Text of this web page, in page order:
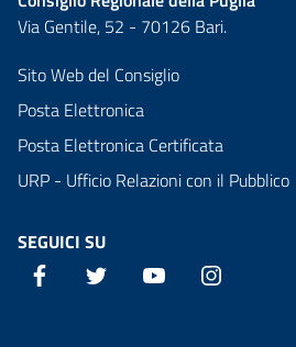
Via Gentile, 52 - 70126 Bari.
Sito Web del Consiglio
Posta Elettronica
Posta Elettronica Certificata
URP - Ufficio Relazioni con il Pubblico
SEGUICI SU
Facebook Twitter YouTube